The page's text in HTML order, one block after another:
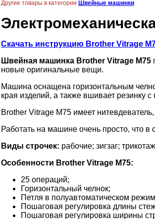
Другие товары в категории Швейные машинки
Скачать инструкцию Brother Vitrage
Швейная машинка Brother Vitrage M75
новые оригинальные вещи.
Машина оснащена горизонтальным
края изделий, а также вшивает резинку
Brother Vitrage M75 имеет
Работать на машине очень просто, что
Виды строчек: рабочие; зигзаг;
Особенности Brother Vitrage M75:
25 операций;
Горизонтальный челнок;
Петля в полуавтоматическом
Пошаговая регулировка длины
Пошаговая регулировка ширины